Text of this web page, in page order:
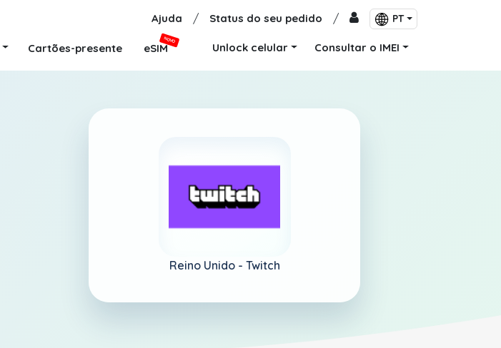
Ajuda / Status do seu pedido / PT
Cartões-presente eSIM
NOVO
Unlock celular Consultar o IMEI
Reino Unido - Twitch